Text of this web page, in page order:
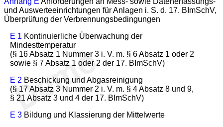
und Auswerteeinrichtungen für Anlagen i. S. d. 17. BImSchV,
Überprüfung der Verbrennungsbedingungen
E 1 Kontinuierliche Überwachung der
Mindesttemperatur
(§ 16 Absatz 1 Nummer 3 i. V. m. § 6 Absatz 1 oder 2
sowie § 7 Absatz 1 oder 2 der 17. BImSchV)
E 2 Beschickung und Abgasreinigung
(§ 17 Absatz 3 Nummer 2 i. V. m. § 4 Absatz 8 und 9,
§ 21 Absatz 3 und 4 der 17. BImSchV)
E 3 Bildung und Klassierung der Mittelwerte